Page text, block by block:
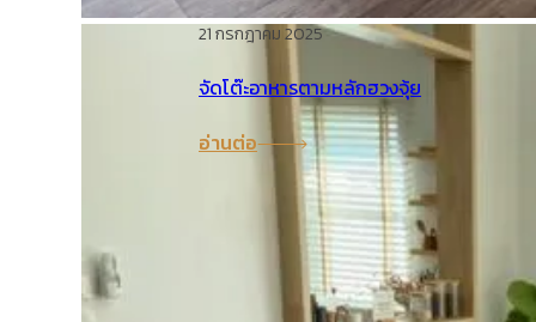
21 กรกฎาคม 2025
จัดโต๊ะอาหารตามหลักฮวงจุ้ย
อ่านต่อ